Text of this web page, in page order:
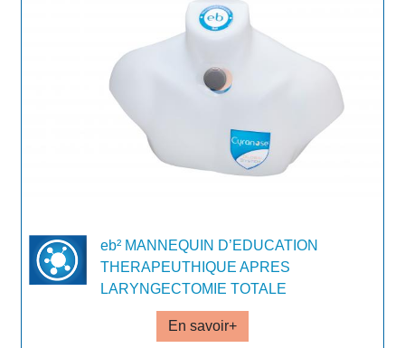
eb² MANNEQUIN D’EDUCATION
THERAPEUTHIQUE APRES
LARYNGECTOMIE TOTALE
En savoir+